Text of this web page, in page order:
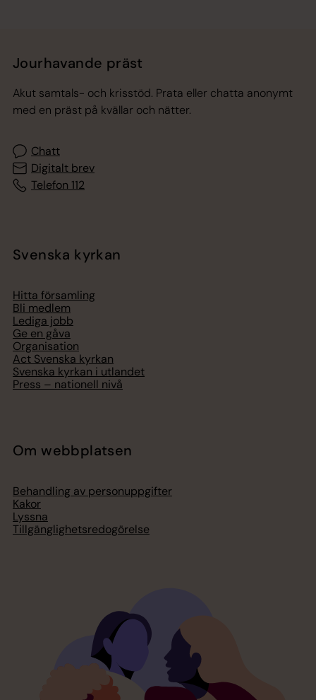
Jourhavande präst
Akut samtals- och krisstöd. Prata eller chatta anonymt
med en präst på kvällar och nätter.
Chatt
Digitalt brev
Telefon 112
Svenska kyrkan
Hitta församling
Bli medlem
Lediga jobb
Ge en gåva
Organisation
Act Svenska kyrkan
Svenska kyrkan i utlandet
Press – nationell nivå
Om webbplatsen
Behandling av personuppgifter
Kakor
Lyssna
Tillgänglighetsredogörelse